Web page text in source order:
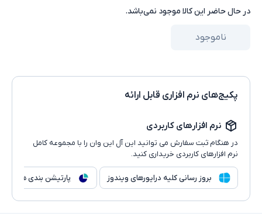
در حال حاضر این کالا موجود نمی‌باشد.
ناموجود
پکیج‌های نرم افزاری قابل ارائه
نرم افزارهای کاربردی
در هنگام ثبت سفارش می توانید این آل این وان را با مجموعه کامل
نرم افزارهای کاربردی خریداری کنید.
بروز رسانی کلیه درایورهای ویندوز پارتیشن بندی هارد